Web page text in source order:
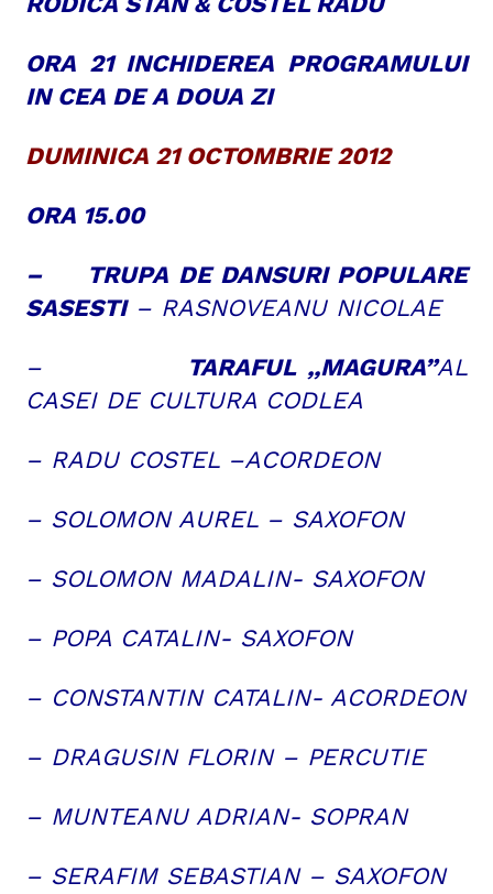
ORA 21 INCHIDEREA PROGRAMULUI
IN CEA DE A DOUA ZI
DUMINICA 21 OCTOMBRIE 2012
ORA 15.00
– TRUPA DE DANSURI POPULARE
SASESTI– RASNOVEANU NICOLAE
– TARAFUL ,,MAGURA”AL
CASEI DE CULTURA CODLEA
– RADU COSTEL –ACORDEON
– SOLOMON AUREL – SAXOFON
– SOLOMON MADALIN- SAXOFON
– POPA CATALIN- SAXOFON
– CONSTANTIN CATALIN- ACORDEON
– DRAGUSIN FLORIN – PERCUTIE
– MUNTEANU ADRIAN- SOPRAN
– SERAFIM SEBASTIAN – SAXOFON